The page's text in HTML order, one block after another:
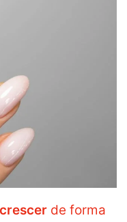
de forma